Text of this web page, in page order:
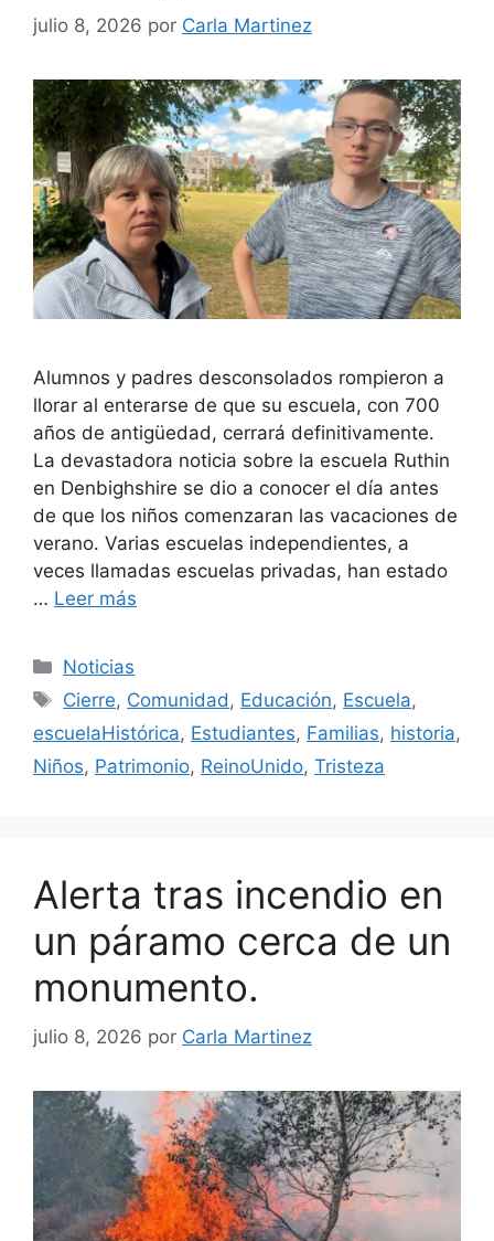
julio 8, 2026 por Carla Martinez
Alumnos y padres desconsolados rompieron a
llorar al enterarse de que su escuela, con 700
años de antigüedad, cerrará definitivamente.
La devastadora noticia sobre la escuela Ruthin
en Denbighshire se dio a conocer el día antes
de que los niños comenzaran las vacaciones de
verano. Varias escuelas independientes, a
veces llamadas escuelas privadas, han estado
… Leer más
Categorías
Noticias
Etiquetas
Cierre, Comunidad, Educación, Escuela,
escuelaHistórica, Estudiantes, Familias, historia,
Niños, Patrimonio, ReinoUnido, Tristeza
Alerta tras incendio en
un páramo cerca de un
monumento.
julio 8, 2026 por Carla Martinez